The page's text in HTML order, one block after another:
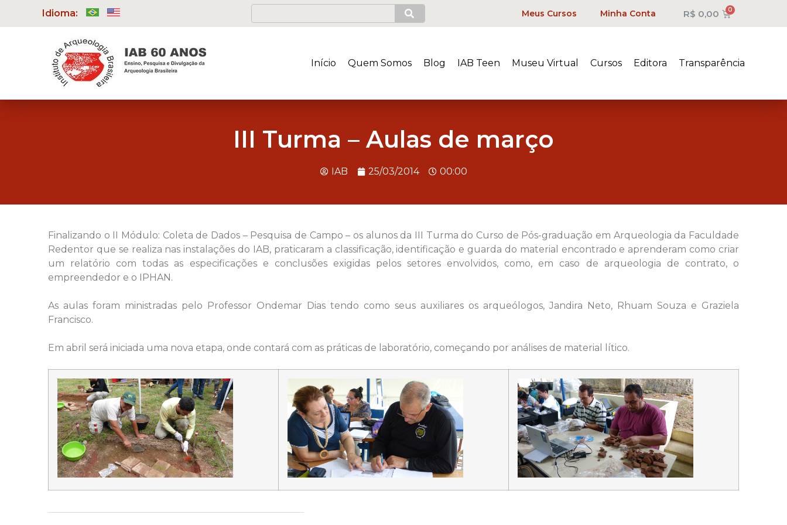
Idioma: Meus Cursos Minha Conta R$ 0,00
Início Quem Somos Blog IAB Teen Museu Virtual Cursos Editora Transparência
III Turma – Aulas de março
IAB 25/03/2014 00:00
Finalizando o II Módulo: Coleta de Dados – Pesquisa de Campo – os alunos da III Turma do Curso de Pós-graduação em Arqueologia da Faculdade
Redentor que se realiza nas instalações do IAB, praticaram a classificação, identificação e guarda do material encontrado e aprenderam como criar
um relatório com todas as especificações e conclusões exigidas pelos setores envolvidos, como, em caso de arqueologia de contrato, o
empreendedor e o IPHAN.
As aulas foram ministradas pelo Professor Ondemar Dias tendo como seus auxiliares os arqueólogos, Jandira Neto, Rhuam Souza e Graziela
Francisco.
Em abril será iniciada uma nova etapa, onde contará com as práticas de laboratório, começando por análises de material lítico.